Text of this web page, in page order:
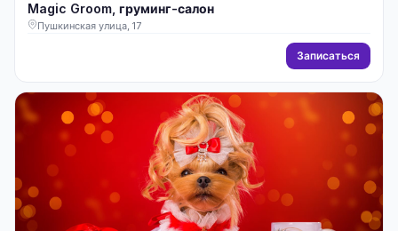
Magic Groom, груминг-салон
Пушкинская улица, 17
Записаться